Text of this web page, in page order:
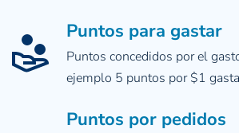
Puntos para gastar
Puntos concedidos por el
ejemplo 5 puntos por $1
Puntos por pedidos